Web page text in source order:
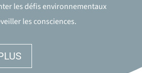
les défis environnementaux
les consciences.